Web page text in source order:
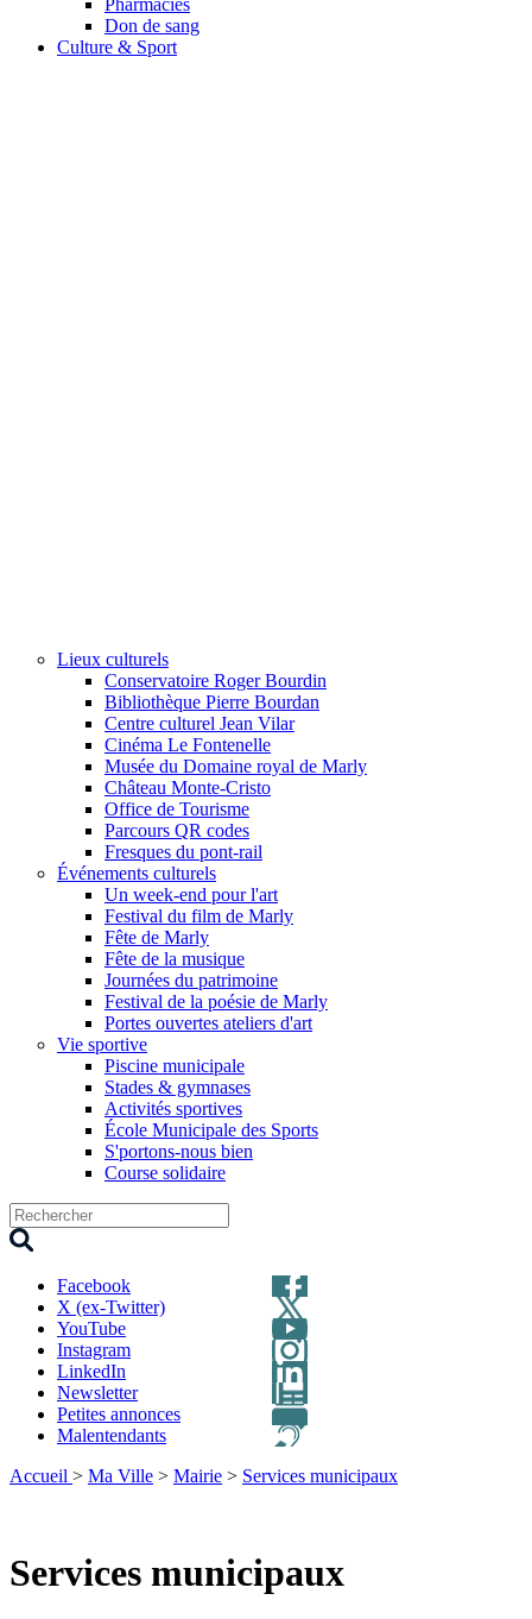
Don de sang
Culture & Sport
Lieux culturels
Conservatoire Roger Bourdin
Bibliothèque Pierre Bourdan
Centre culturel Jean Vilar
Cinéma Le Fontenelle
Musée du Domaine royal de Marly
Château Monte-Cristo
Office de Tourisme
Parcours QR codes
Fresques du pont-rail
Événements culturels
Un week-end pour l'art
Festival du film de Marly
Fête de Marly
Fête de la musique
Journées du patrimoine
Festival de la poésie de Marly
Portes ouvertes ateliers d'art
Vie sportive
Piscine municipale
Stades & gymnases
Activités sportives
École Municipale des Sports
S'portons-nous bien
Course solidaire
Facebook
X (ex-Twitter)
YouTube
Instagram
LinkedIn
Newsletter
Petites annonces
Malentendants
Accueil > Ma Ville > Mairie > Services municipaux
Services municipaux